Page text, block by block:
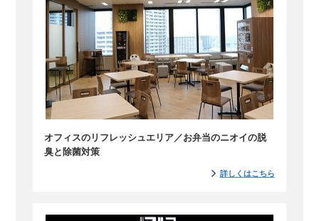
オフィスのリフレッシュエリア／お弁当のニオイの脱
臭と除菌対策
詳しくはこちら